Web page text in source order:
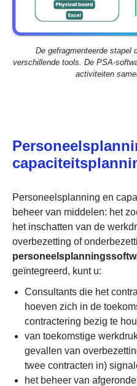
De gefragmenteerde stapel
verschillende tools. De PSA-
activiteiten
Personeelsplanning en
beheer van middelen: het
het inschatten van de
overbezetting of
geïntegreerd, kunt u:
Consultants die het
hoeven zich in de
contractering bezig te
van toekomstige
gevallen van
twee contracten in)
het beheer van